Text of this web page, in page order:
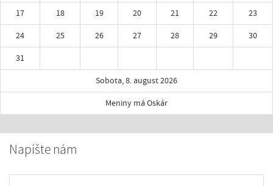
17
18 19 20 21 22
23
24
25 26 27 28 29
30
31
Sobota, 8. august 2026
Meniny má Oskár
Napíšte nám